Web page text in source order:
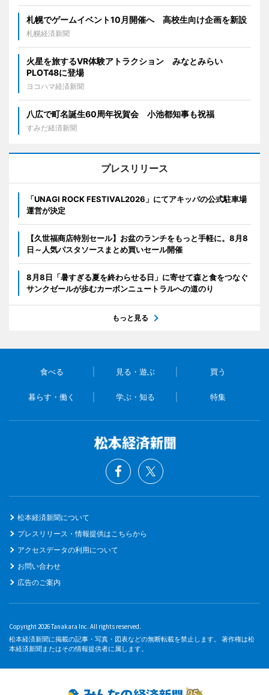
札幌でゲームイベント10月開催へ 高校生向け企画を新設
札幌経済新聞
火星を旅するVR体験アトラクション みなとみらい
PLOT48に登場
ヨコハマ経済新聞
八広で町名誕生60周年祝賀会 小池都知事も祝福
すみだ経済新聞
プレスリリース
「UNAGI ROCK FESTIVAL2026」にてアキッパの公式駐車場
運営が決定
【久世福商店特別セール】お盆のランチをもっと手軽に。8月8
日～人気パスタソースまとめ買いセール開催
8月8日「暑すぎる夏を終わらせる日」に寄せて森と食をつなぐ
サンクゼールが歩むカーボンニュートラルへの道のり
もっと見る
食べる 見る・遊ぶ 買う
暮らす・働く 学ぶ・知る 特集
松本経済新聞について
プレスリリース・情報提供はこちらから
アクセスデータの利用について
お問い合わせ
広告のご案内
Copyright 2026 Tanakara Inc. All rights reserved.
松本経済新聞に掲載の記事・写真・図表などの無断転載を禁止します。 著作権は松
本経済新聞またはその情報提供者に属します。